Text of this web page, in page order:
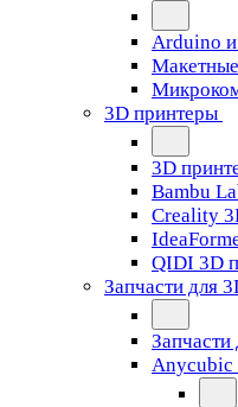
Arduino и
3D принтеры
3D
Bambu
Creality
QIDI 3D
Запчасти для
Anycubic